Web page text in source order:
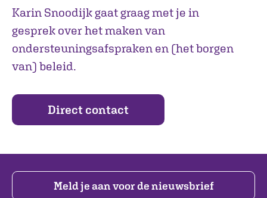
Karin Snoodijk gaat graag met je in
gesprek over het maken van
ondersteuningsafspraken en (het borgen
van) beleid.
Direct contact
Meld je aan voor de nieuwsbrief